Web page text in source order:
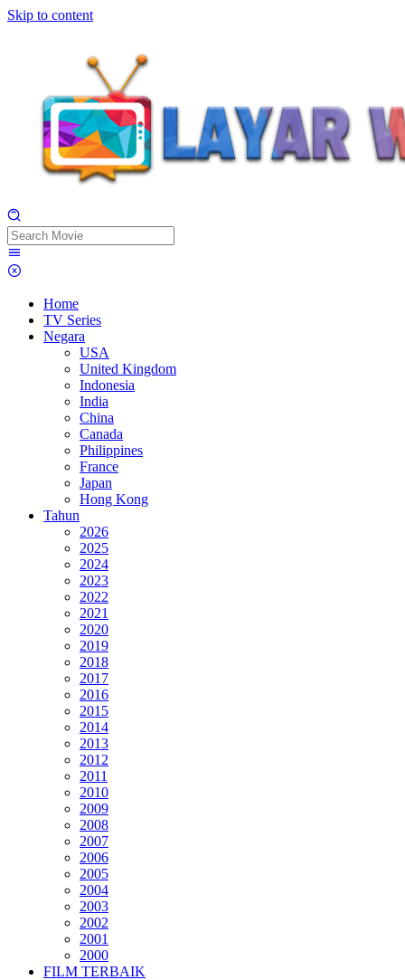
Skip to content
Home
TV Series
Negara
USA
United Kingdom
Indonesia
India
China
Canada
Philippines
France
Japan
Hong Kong
Tahun
2026
2025
2024
2023
2022
2021
2020
2019
2018
2017
2016
2015
2014
2013
2012
2011
2010
2009
2008
2007
2006
2005
2004
2003
2002
2001
2000
FILM TERBAIK